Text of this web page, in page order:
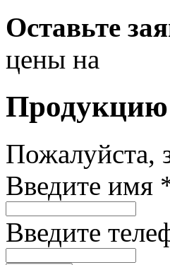
Оставьте
цены на
Продукцию
Пожалуйста,
Введите имя
Введите